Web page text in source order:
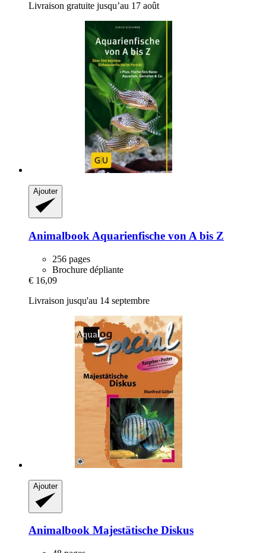
Livraison gratuite jusqu’au 17 août
Ajouter
Animalbook Aquarienfische von A bis Z
256 pages
Brochure dépliante
€ 16,09
Livraison jusqu'au 14 septembre
Ajouter
Animalbook Majestätische Diskus